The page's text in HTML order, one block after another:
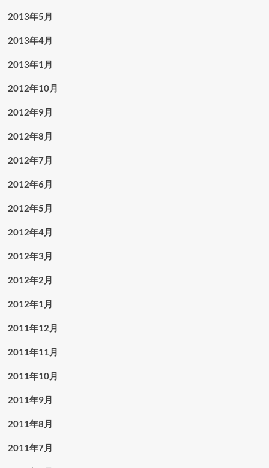
2013年5月
2013年4月
2013年1月
2012年10月
2012年9月
2012年8月
2012年7月
2012年6月
2012年5月
2012年4月
2012年3月
2012年2月
2012年1月
2011年12月
2011年11月
2011年10月
2011年9月
2011年8月
2011年7月